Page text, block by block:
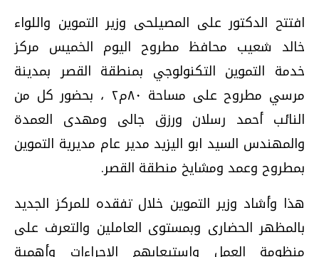
افتتح الدكتور على المصيلحى وزير التموين واللواء
خالد شعيب محافظ مطروح اليوم الخميس مركز
خدمة التموين التكنولوجي بمنطقة القصر بمدينة
مرسي مطروح على مساحة ٨٠م٢ ، بحضور كل من
النائب أحمد رسلان ورزق جالى ومهدى العمدة
والمهندس السيد ابو اليزيد مدير عام مديرية التموين
بمطروح وعمد ومشايخ منطقة القصر.
هذا وأشاد وزير التموين خلال تفقده للمركز الجديد
بالمظهر الحضارى وبمستوى العاملين والتعرف على
منظومة العمل واستيعابهم الإجراءات وأهمية